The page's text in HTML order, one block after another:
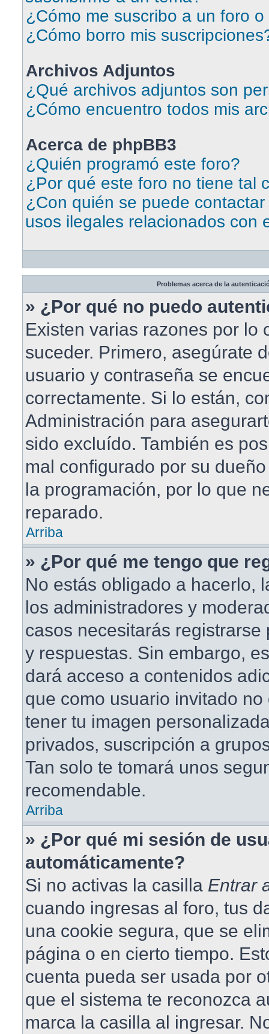
¿Cómo me suscribo a un foro
¿Cómo borro mis
Archivos Adjuntos
¿Qué archivos adjuntos son
¿Cómo encuentro todos mis
Acerca de phpBB3
¿Quién programó este foro?
¿Por qué este foro no tiene tal
¿Con quién se puede
usos ilegales relacionados con
Problemas acerca de la
» ¿Por qué no puedo
Existen varias razones por lo
suceder. Primero, asegúrate
usuario y contraseña se
correctamente. Si lo están,
Administración para
sido excluído. También es
mal configurado por su
la programación, por lo que
reparado.
Arriba
» ¿Por qué me tengo que
No estás obligado a hacerlo,
los administradores y
casos necesitarás registrarse
y respuestas. Sin embargo,
dará acceso a contenidos
que como usuario invitado
tener tu imagen
privados, suscripción a
Tan solo te tomará unos
recomendable.
Arriba
» ¿Por qué mi sesión de
automáticamente?
Si no activas la casilla Entrar
cuando ingresas al foro, tus
una cookie segura, que se
página o en cierto tiempo.
cuenta pueda ser usada por
que el sistema te reconozca
marca la casilla al ingresar.